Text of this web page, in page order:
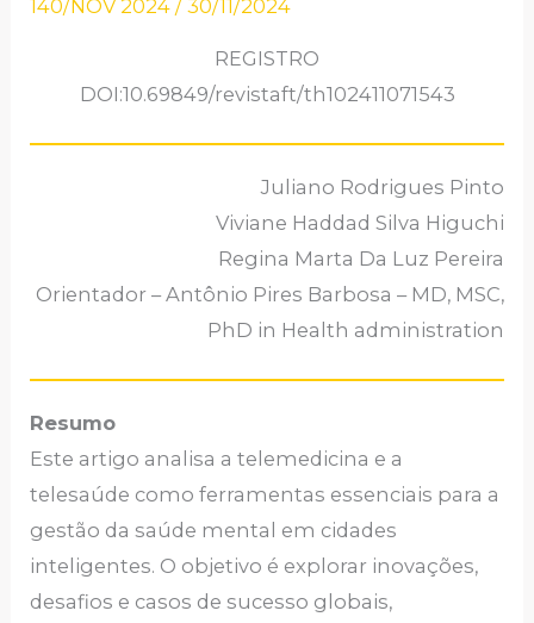
140/NOV 2024 /30/11/2024
REGISTRO
DOI:10.69849/revistaft/th102411071543
Juliano Rodrigues Pinto
Viviane Haddad Silva Higuchi
Regina Marta Da Luz Pereira
Orientador – Antônio Pires Barbosa – MD, MSC,
PhD in Health administration
Resumo
Este artigo analisa a telemedicina e a
telesaúde como ferramentas essenciais para a
gestão da saúde mental em cidades
inteligentes. O objetivo é explorar inovações,
desafios e casos de sucesso globais,